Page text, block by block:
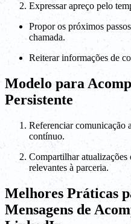
Expressar apreço pelo
Propor os próximos
chamada.
Reiterar informações de
Modelo para
Persistente
Referenciar comunicação
contínuo.
Compartilhar
relevantes à parceria.
Melhores Práticas
Mensagens de